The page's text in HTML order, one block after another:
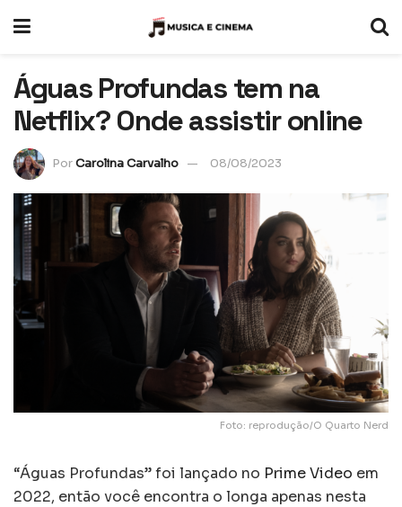
Águas Profundas tem na
Netflix? Onde assistir online
PorCarolina Carvalho 08/08/2023
Foto: reprodução/O Quarto Nerd
“Águas Profundas” foi lançado no Prime Video em
2022, então você encontra o longa apenas nesta